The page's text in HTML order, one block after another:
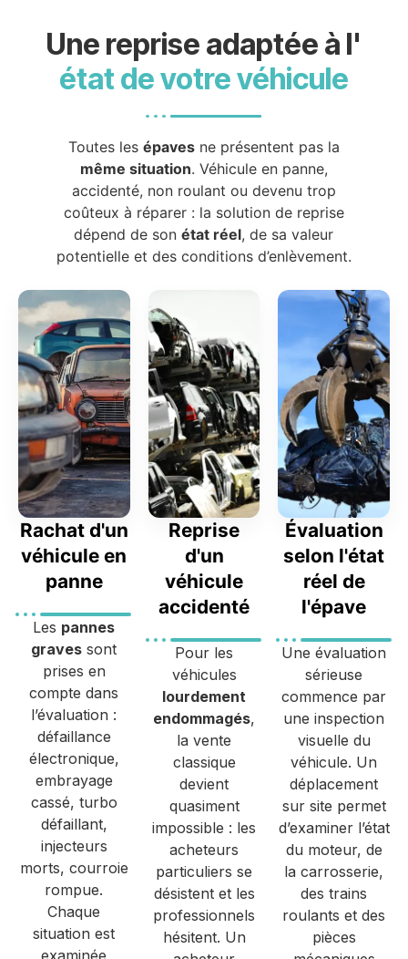
Une reprise adaptée à l'
état de votre véhicule
Toutes les épavesne présentent pas la
même situation. Véhicule en panne,
accidenté, non roulant ou devenu trop
coûteux à réparer : la solution de reprise
dépend de sonétat réel, de sa valeur
potentielle et des conditions d’enlèvement.
Rachat d'un
véhicule en
panne
Les pannes
graves sont
prises en
compte dans
l’évaluation :
défaillance
électronique,
embrayage
cassé, turbo
défaillant,
injecteurs
morts, courroie
rompue.
Chaque
situation est
Reprise
d'un
véhicule
accidenté
Pour les
véhicules
lourdement
endommagés,
la vente
classique
devient
quasiment
impossible : les
acheteurs
particuliers se
désistent et les
professionnels
hésitent. Un
Évaluation
selon l'état
réel de
l'épave
Une évaluation
sérieuse
commence par
une inspection
visuelle du
véhicule. Un
déplacement
sur site permet
d’examiner l’état
du moteur, de
la carrosserie,
des trains
roulants et des
pièces